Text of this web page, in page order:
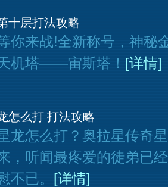
十层打法攻略
你来战!全新称号，神秘
机塔——宙斯塔！ [详情]
怎么打 打法攻略
龙怎么打？奥拉星传奇
，听闻最疼爱的徒弟已
不已。 [详情]